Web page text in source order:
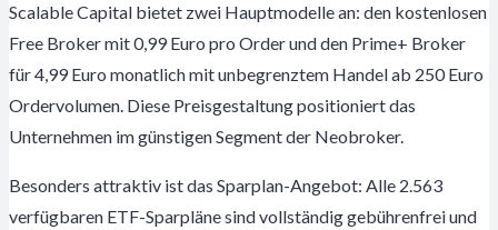
Scalable Capital bietet zwei Hauptmodelle an: den kostenlosen
Free Broker mit 0,99 Euro pro Order und den Prime+ Broker
für 4,99 Euro monatlich mit unbegrenztem Handel ab 250 Euro
Ordervolumen. Diese Preisgestaltung positioniert das
Unternehmen im günstigen Segment der Neobroker.
Besonders attraktiv ist das Sparplan-Angebot: Alle 2.563
verfügbaren ETF-Sparpläne sind vollständig gebührenfrei und